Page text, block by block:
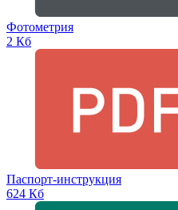
Фотометрия
2 Кб
Паспорт-инструкция
624 Кб